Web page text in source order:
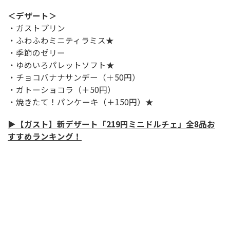
＜デザート＞
・ガストプリン
・ふわふわミニティラミス★
・季節のゼリー
・ゆめいろパレットソフト★
・チョコバナナサンデー（＋50円）
・ガトーショコラ（＋50円）
・焼きたて！パンケーキ（＋150円）★
▶【ガスト】新デザート「219円ミニドルチェ」全8品お
すすめランキング！